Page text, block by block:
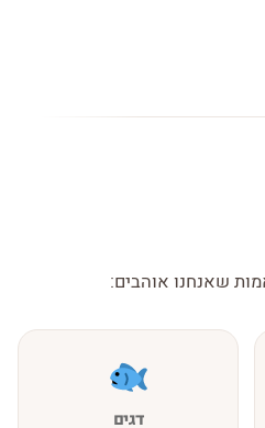
שאנחנו אוהבים:
דגים